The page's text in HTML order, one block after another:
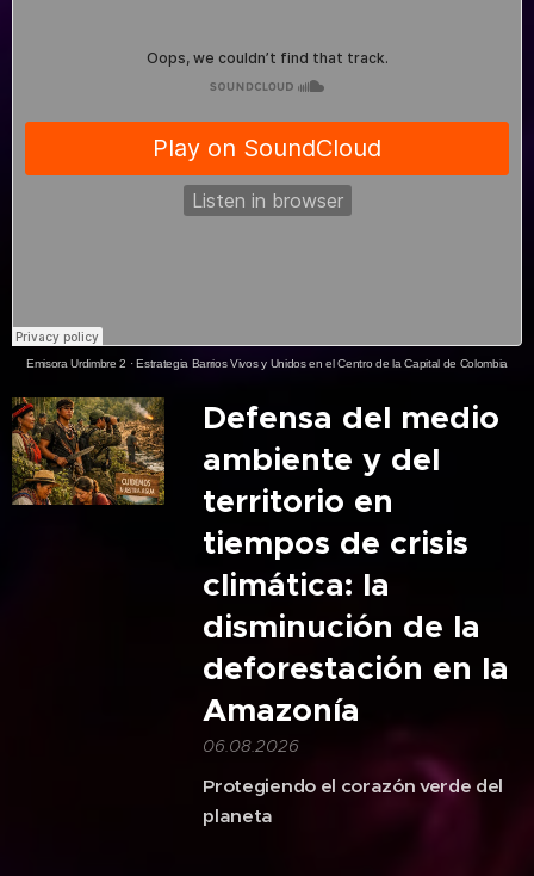
Emisora Urdimbre 2 ·Estrategia Barrios Vivos y Unidos en el Centro de la Capital de Colombia
Defensa del medio
ambiente y del
territorio en
tiempos de crisis
climática: la
disminución de la
deforestación en la
Amazonía
06.08.2026
Protegiendo el corazón verde del
planeta